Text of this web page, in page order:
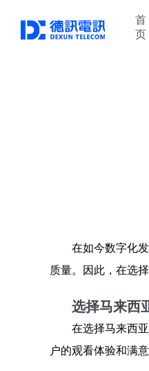
首
页
在如今数字化
质量。因此，在选
选择马来西
在选择马来西
户的观看体验和满意